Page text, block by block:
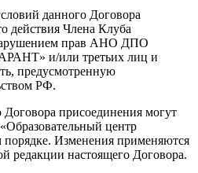
данного Договора
действия Члена Клуба
прав АНО ДПО
и/или третьих лиц и
предусмотренную
РФ.
Договора присоединения могут
центр
Изменения применяются
редакции настоящего Договора.